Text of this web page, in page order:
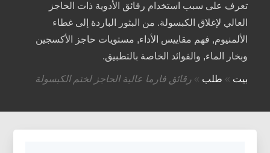
تعرف على سبب استخدام رقائق الأدوية ذات الحاجز
العالي لإغلاق الكبسولة. من البثور الباردة إلى غطاء
الألمنيوم, فهم مقاييس الأداء, مستويات حاجز الأكسجين
وبخار الماء, والفوائد الخاصة بالتطبيق.
بيت » طلب »رقائق فارما عالية الحاجز لختم الكبسولة